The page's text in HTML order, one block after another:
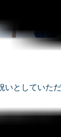
いとしていた